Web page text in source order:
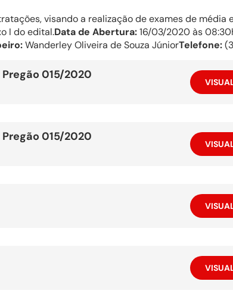
visando a realização de exames de média
I do edital.Data de Abertura:16/03/2020 às
Wanderley Oliveira de Souza JúniorTelefone:
015/2020
015/2020